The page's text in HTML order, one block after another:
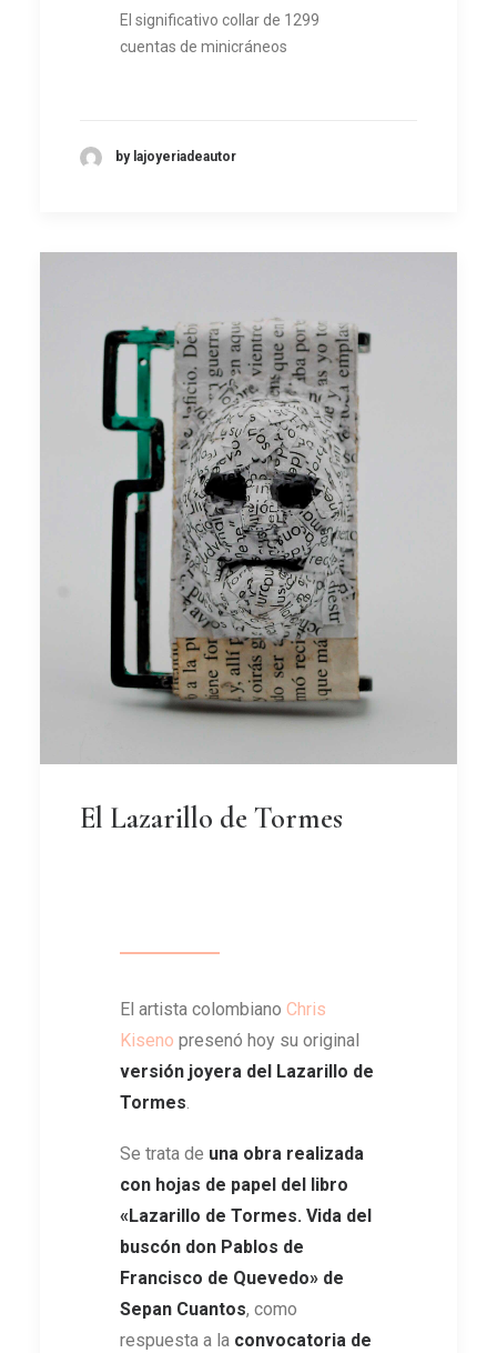
El significativo collar de 1299
cuentas de minicráneos
by lajoyeriadeautor
El Lazarillo de Tormes
El artista colombiano Chris
Kiseno presenó hoy su original
versión joyera del Lazarillo de
Tormes.
Se trata de una obra realizada
con hojas de papel del libro
«Lazarillo de Tormes. Vida del
buscón don Pablos de
Francisco de Quevedo» de
Sepan Cuantos, como
respuesta a la convocatoria de